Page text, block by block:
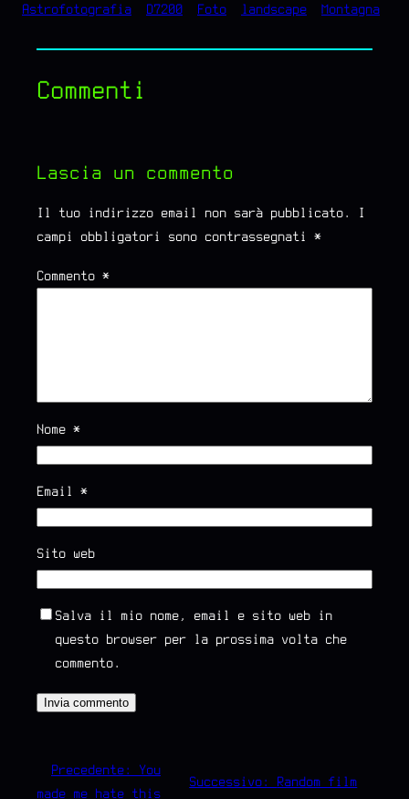
Astrofotografia D7200 Foto landscape Montagna
Commenti
Lascia un commento
Il tuo indirizzo email non sarà pubblicato.
I
campi obbligatori sono contrassegnati *
Commento *
Nome *
Email *
Sito web
Salva il mio nome, email e sito web in
questo browser per la prossima volta che
commento.
Precedente: You
made me hate this
Successivo: Random film